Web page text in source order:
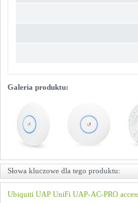
Galeria produktu:
Słowa kluczowe dla tego produktu:
Ubiquiti UAP UniFi UAP-AC-PRO